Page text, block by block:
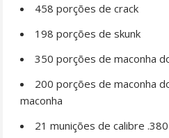
458 porções de crack
198 porções de skunk
350 porções de maconha
200 porções de maconha
maconha
21 munições de calibre .380